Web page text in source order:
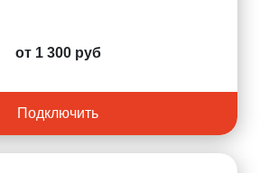
от 1 300 руб
Подключить